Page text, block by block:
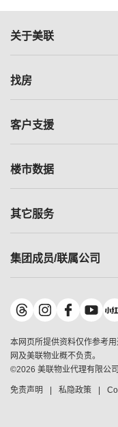
关于美联
美联集团
人才招募
找房
一手新房
减价
美联豪宅
独家楼盘
租房
客户支援
自助放盘
查询热线
按揭计算机
负担能力计算机
转按计算机
缴款方式
楼市数据
指数
历史成交
小区成交排行榜
地区百科
其它服务
小区专页
美联精英会
美善会
地产经纪人管理协会
申报已递交的购楼开盘
集团成员/联属公司
美联物业
鋑联控股*
美联工商铺*
美联中国
美联澳门
美联金融集团
本网页所提供资料仅作参考
网及美联物业概不负责。
©2026 美联物业代理有限公
免责声明 私隐政策